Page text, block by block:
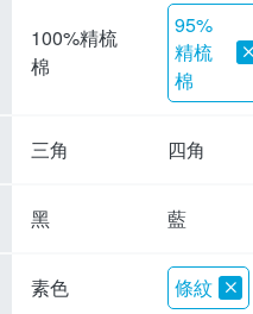
100%精梳
棉
95%
精梳
棉
三角 四角
黑 藍
素色 條紋